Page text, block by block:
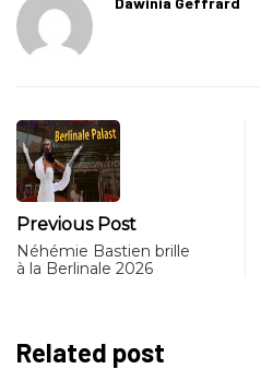
Previous Post
Néhémie Bastien brille
à la Berlinale 2026
Related post